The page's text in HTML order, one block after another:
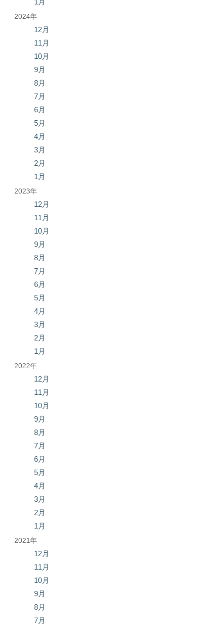
1月
2024年
12月
11月
10月
9月
8月
7月
6月
5月
4月
3月
2月
1月
2023年
12月
11月
10月
9月
8月
7月
6月
5月
4月
3月
2月
1月
2022年
12月
11月
10月
9月
8月
7月
6月
5月
4月
3月
2月
1月
2021年
12月
11月
10月
9月
8月
7月